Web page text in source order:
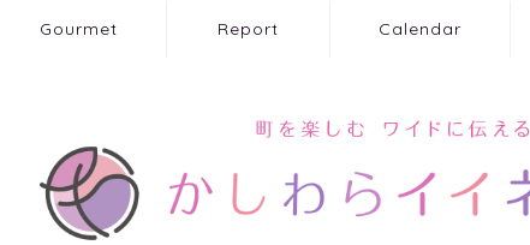
Gourmet Report Calendar